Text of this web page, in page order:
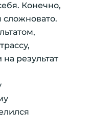
Конечно,
сложновато.
результат